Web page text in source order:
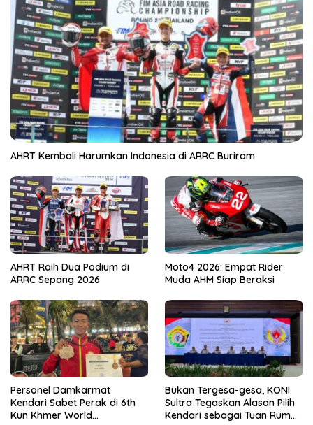
AHRT Kembali Harumkan Indonesia di ARRC Buriram
AHRT Raih Dua Podium di
ARRC Sepang 2026
Moto4 2026: Empat Rider
Muda AHM Siap Beraksi
Personel Damkarmat
Kendari Sabet Perak di 6th
Kun Khmer World
Bukan Tergesa-gesa, KONI
Sultra Tegaskan Alasan Pilih
Kendari sebagai Tuan Rumah